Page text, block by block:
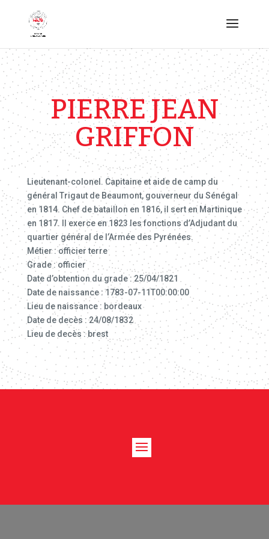
PIERRE JEAN
GRIFFON
Lieutenant-colonel. Capitaine et aide de camp du
général Trigaut de Beaumont, gouverneur du Sénégal
en 1814. Chef de bataillon en 1816, il sert en Martinique
en 1817. Il exerce en 1823 les fonctions d’Adjudant du
quartier général de l’Armée des Pyrénées.
Métier : officier terre
Grade : officier
Date d’obtention du grade : 25/04/1821
Date de naissance : 1783-07-11T00:00:00
Lieu de naissance : bordeaux
Date de decès : 24/08/1832
Lieu de decès : brest